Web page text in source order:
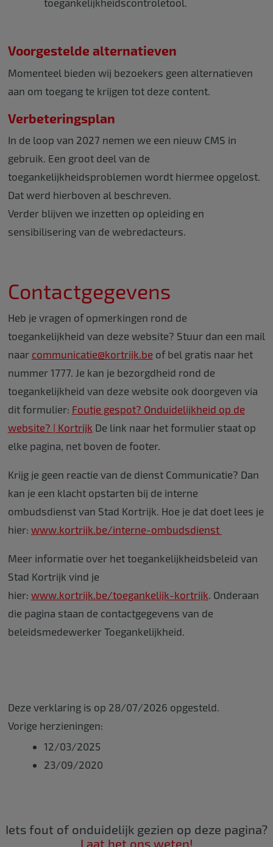
Voorgestelde alternatieven
Momenteel bieden wij bezoekers geen alternatieven
aan om toegang te krijgen tot deze content.
Verbeteringsplan
In de loop van 2027 nemen we een nieuw CMS in
gebruik. Een groot deel van de
toegankelijkheidsproblemen wordt hiermee opgelost.
Dat werd hierboven al beschreven.
Verder blijven we inzetten op opleiding en
sensibilisering van de webredacteurs.
Contactgegevens
Heb je vragen of opmerkingen rond de
toegankelijkheid van deze website? Stuur dan een mail
naar communicatie@kortrijk.beof bel gratis naar het
nummer 1777. Je kan je bezorgdheid rond de
toegankelijkheid van deze website ook doorgeven via
dit formulier: Foutje gespot? Onduidelijkheid op de
website? | Kortrijk De link naar het formulier staat op
elke pagina, net boven de footer.
Krijg je geen reactie van de dienst Communicatie? Dan
kan je een klacht opstarten bij de interne
ombudsdienst van Stad Kortrijk. Hoe je dat doet lees je
hier: www.kortrijk.be/interne-ombudsdienst
Meer informatie over het toegankelijkheidsbeleid van
Stad Kortrijk vind je
hier: www.kortrijk.be/toegankelijk-kortrijk . Onderaan
die pagina staan de contactgegevens van de
beleidsmedewerker Toegankelijkheid.
Deze verklaring is op 28/07/2026 opgesteld.
Vorige herzieningen:
12/03/2025
23/09/2020
Iets fout of onduidelijk gezien op deze pagina?
Laat het ons weten!